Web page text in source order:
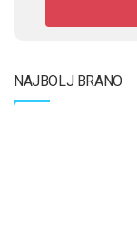
NAJBOLJ BRANO